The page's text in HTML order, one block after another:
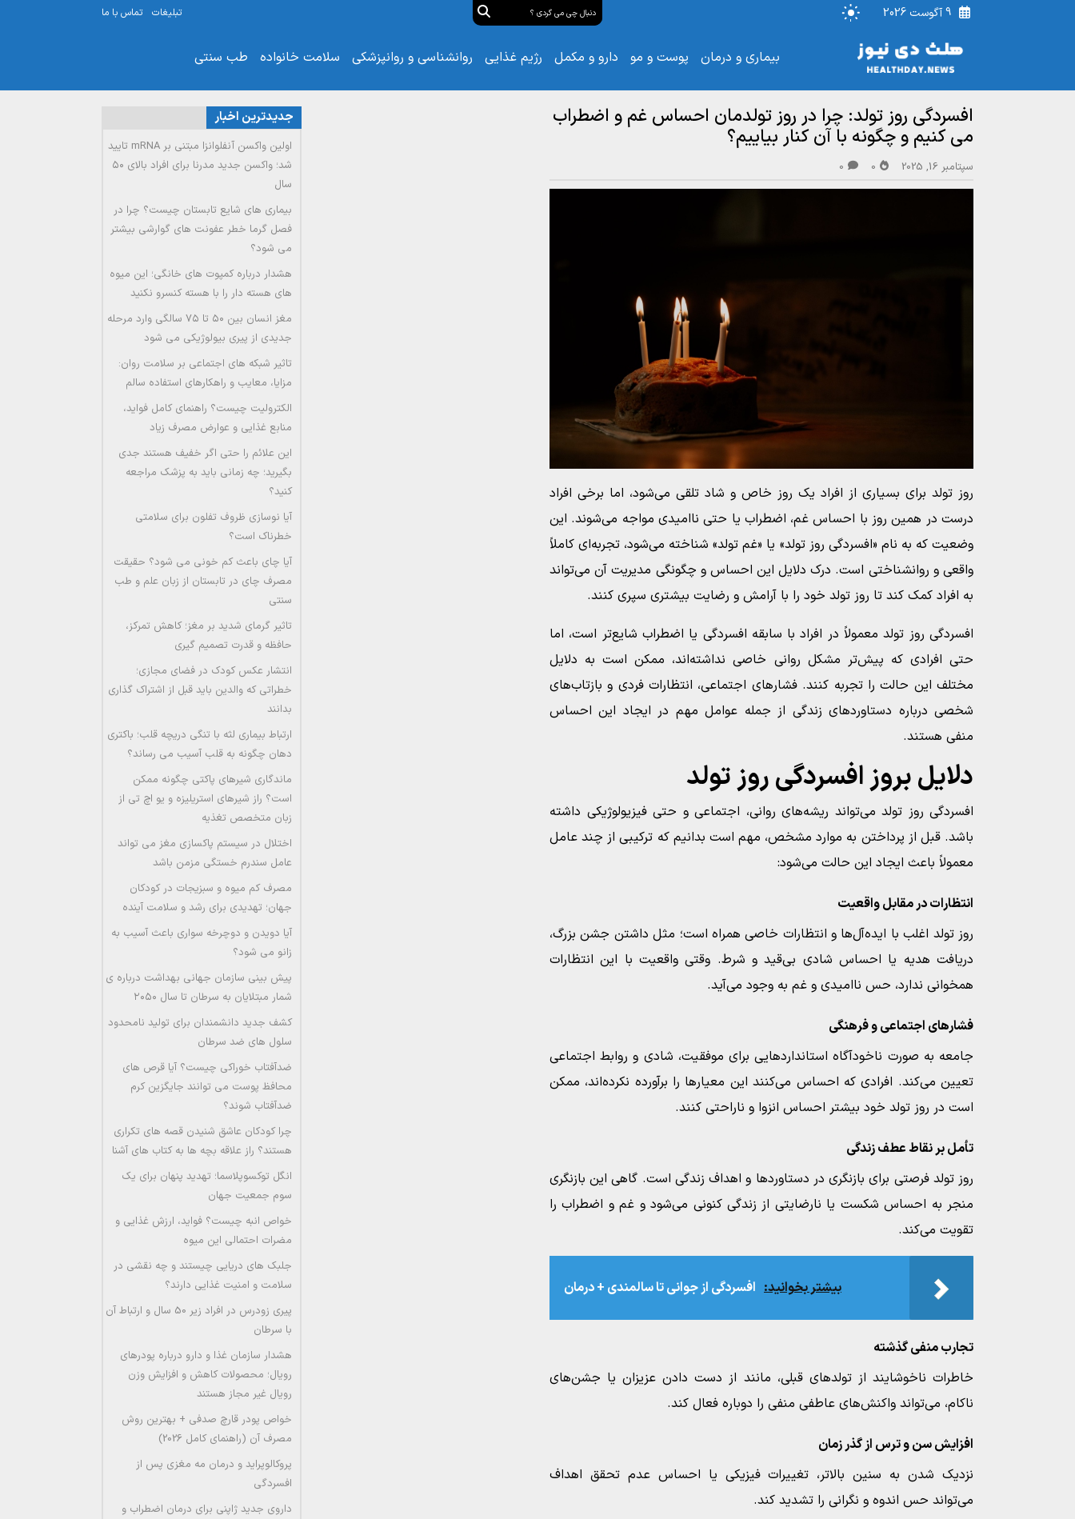
9 آگوست 2026 تبلیغات تماس با ما
بیماری و درمان پوست و مو دارو و مکمل رژیم غذایی روانشناسی و روانپزشکی سلامت خانواده طب سنتی
افسردگی روز تولد: چرا در روز تولدمان احساس غم و اضطراب
می‌ کنیم و چگونه با آن کنار بیاییم؟
سپتامبر 16, 2025 0
0
روز تولد برای بسیاری از افراد یک روز خاص و شاد تلقی می‌شود، اما برخی افراد
درست در همین روز با احساس غم، اضطراب یا حتی ناامیدی مواجه می‌شوند. این
وضعیت که به نام «افسردگی روز تولد» یا «غم تولد» شناخته می‌شود، تجربه‌ای کاملاً
واقعی و روانشناختی است. درک دلایل این احساس و چگونگی مدیریت آن می‌تواند
به افراد کمک کند تا روز تولد خود را با آرامش و رضایت بیشتری سپری کنند.
افسردگی روز تولد معمولاً در افراد با سابقه افسردگی یا اضطراب شایع‌تر است، اما
حتی افرادی که پیش‌تر مشکل روانی خاصی نداشته‌اند، ممکن است به دلایل
مختلف این حالت را تجربه کنند. فشارهای اجتماعی، انتظارات فردی و بازتاب‌های
شخصی درباره دستاوردهای زندگی از جمله عوامل مهم در ایجاد این احساس
منفی هستند.
دلایل بروز افسردگی روز تولد
افسردگی روز تولد می‌تواند ریشه‌های روانی، اجتماعی و حتی فیزیولوژیکی داشته
باشد. قبل از پرداختن به موارد مشخص، مهم است بدانیم که ترکیبی از چند عامل
معمولاً باعث ایجاد این حالت می‌شود:
انتظارات در مقابل واقعیت
روز تولد اغلب با ایده‌آل‌ها و انتظارات خاصی همراه است؛ مثل داشتن جشن بزرگ،
دریافت هدیه یا احساس شادی بی‌قید و شرط. وقتی واقعیت با این انتظارات
همخوانی ندارد، حس ناامیدی و غم به وجود می‌آید.
فشارهای اجتماعی و فرهنگی
جامعه به صورت ناخودآگاه استانداردهایی برای موفقیت، شادی و روابط اجتماعی
تعیین می‌کند. افرادی که احساس می‌کنند این معیارها را برآورده نکرده‌اند، ممکن
است در روز تولد خود بیشتر احساس انزوا و ناراحتی کنند.
تأمل بر نقاط عطف زندگی
روز تولد فرصتی برای بازنگری در دستاوردها و اهداف زندگی است. گاهی این بازنگری
منجر به احساس شکست یا نارضایتی از زندگی کنونی می‌شود و غم و اضطراب را
تقویت می‌کند.
بیشتر بخوانید: افسردگی از جوانی تا سالمندی +‌ درمان
تجارب منفی گذشته
خاطرات ناخوشایند از تولدهای قبلی، مانند از دست دادن عزیزان یا جشن‌های
ناکام، می‌تواند واکنش‌های عاطفی منفی را دوباره فعال کند.
افزایش سن و ترس از گذر زمان
نزدیک شدن به سنین بالاتر، تغییرات فیزیکی یا احساس عدم تحقق اهداف
می‌تواند حس اندوه و نگرانی را تشدید کند.
جدیدترین اخبار
اولین واکسن آنفلوانزا مبتنی بر mRNA تایید
شد؛ واکسن جدید مدرنا برای افراد بالای ۵۰
سال
بیماری های شایع تابستان چیست؟ چرا در
فصل گرما خطر عفونت های گوارشی بیشتر
می شود؟
هشدار درباره کمپوت های خانگی؛ این میوه
های هسته دار را با هسته کنسرو نکنید
مغز انسان بین ۵۰ تا ۷۵ سالگی وارد مرحله
جدیدی از پیری بیولوژیکی می شود
تاثیر شبکه های اجتماعی بر سلامت روان:
مزایا، معایب و راهکارهای استفاده سالم
الکترولیت چیست؟ راهنمای کامل فواید،
منابع غذایی و عوارض مصرف زیاد
این علائم را حتی اگر خفیف هستند جدی
بگیرید؛ چه زمانی باید به پزشک مراجعه
کنید؟
آیا نوسازی ظروف تفلون برای سلامتی
خطرناک است؟
آیا چای باعث کم خونی می شود؟ حقیقت
مصرف چای در تابستان از زبان علم و طب
سنتی
تاثیر گرمای شدید بر مغز؛ کاهش تمرکز،
حافظه و قدرت تصمیم گیری
انتشار عکس کودک در فضای مجازی؛
خطراتی که والدین باید قبل از اشتراک گذاری
بدانند
ارتباط بیماری لثه با تنگی دریچه قلب؛ باکتری
دهان چگونه به قلب آسیب می رساند؟
ماندگاری شیرهای پاکتی چگونه ممکن
است؟ راز شیرهای استریلیزه و یو اچ تی از
زبان متخصص تغذیه
اختلال در سیستم پاکسازی مغز می تواند
عامل سندرم خستگی مزمن باشد
مصرف کم میوه و سبزیجات در کودکان
جهان؛ تهدیدی برای رشد و سلامت آینده
آیا دویدن و دوچرخه سواری باعث آسیب به
زانو می شود؟
پیش بینی سازمان جهانی بهداشت درباره ی
شمار مبتلایان به سرطان تا سال ۲۰۵۰
کشف جدید دانشمندان برای تولید نامحدود
سلول های ضد سرطان
ضدآفتاب خوراکی چیست؟ آیا قرص های
محافظ پوست می توانند جایگزین کرم
ضدآفتاب شوند؟
چرا کودکان عاشق شنیدن قصه های تکراری
هستند؟ راز علاقه بچه ها به کتاب های آشنا
انگل توکسوپلاسما؛ تهدید پنهان برای یک
سوم جمعیت جهان
خواص انبه چیست؟ فواید، ارزش غذایی و
مضرات احتمالی این میوه
جلبک های دریایی چیستند و چه نقشی در
سلامت و امنیت غذایی دارند؟
پیری زودرس در افراد زیر 50 سال و ارتباط آن
با سرطان
هشدار سازمان غذا و دارو درباره پودرهای
رویال؛ محصولات کاهش و افزایش وزن
رویال غیر مجاز هستند
خواص پودر قارچ صدفی + بهترین روش
مصرف آن (راهنمای کامل 2026)
پروکالوپراید و درمان مه مغزی پس از
افسردگی
داروی جدید ژاپنی برای درمان اضطراب و